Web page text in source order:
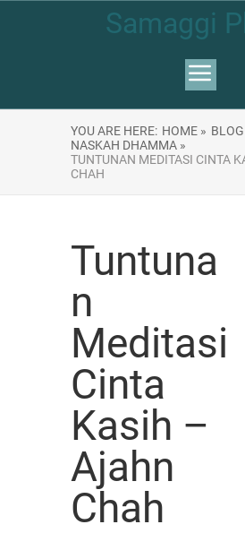
Samaggi
YOU ARE HERE: HOME »
NASKAH DHAMMA »
TUNTUNAN MEDITASI CINTA
CHAH
Tuntuna
n
Meditasi
Cinta
Kasih –
Ajahn
Chah